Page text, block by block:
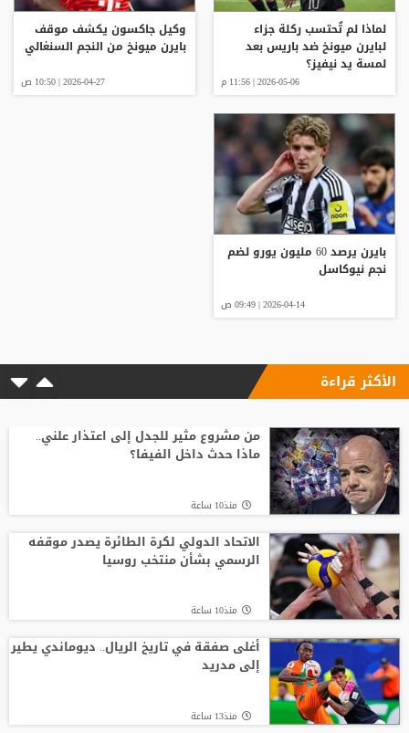
لماذا لم تٌحتسب ركلة جزاء
لبايرن ميونخ ضد باريس بعد
لمسة يد نيفيز؟
2026-05-06 | 11:56 م
وكيل جاكسون يكشف موقف
بايرن ميونخ من النجم السنغالي
2026-04-27 | 10:50 ص
بايرن يرصد 60 مليون يورو لضم
نجم نيوكاسل
2026-04-14 | 09:49 ص
الأكثر قراءة
من مشروع مثير للجدل إلى اعتذار علني..
ماذا حدث داخل الفيفا؟
منذ10 ساعة
الاتحاد الدولي لكرة الطائرة يصدر موقفه
الرسمي بشأن منتخب روسيا
منذ10 ساعة
أغلى صفقة في تاريخ الريال.. ديوماندي يطير
إلى مدريد
منذ13 ساعة